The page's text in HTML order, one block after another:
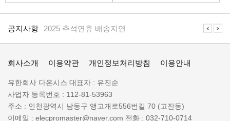
지
공지사항 2025 추석연휴 배송지연
공지사항 일렉프로는 수배전반 전기자재 전문 쇼핑몰 입니다
렉
로
정
회사소개 이용약관 개인정보처리방침 이용안내
회
사
명
:
유한회사 다온시스 대표자 : 유진순
사업자 등록번호 : 112-81-53963
주소 : 인천광역시 남동구 앵고개로556번길 70 (고잔동)
이메일 : elecpromaster@naver.com 전화 : 032-710-0714